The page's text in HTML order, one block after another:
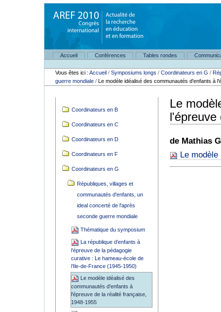
Accueil
Conférences Tables rondes
Outils
personnels
Vous êtes ici : Accueil /Symposiums longs /Coordinateurs en G /
guerre mondiale /Le modèle idéalisé des communautés d'enfants à
Coordinateurs en B
Coordinateurs en C
Coordinateurs en D
Coordinateurs en F
Coordinateurs en G
Républiques, villages et
communautés d'enfants, un
ideal concerté de l'après
seconde guerre mondiale
Thématique du symposium
La république d’enfants à
l’épreuve de la pédagogie
curative : Le hameau-école de
l’Ile-de-France (1945-1950)
Le modèle idéalisé des
communautés d'enfants à
l'épreuve de la réalité française,
1948-1955
Le
l'épreuve
de Mathias
Le